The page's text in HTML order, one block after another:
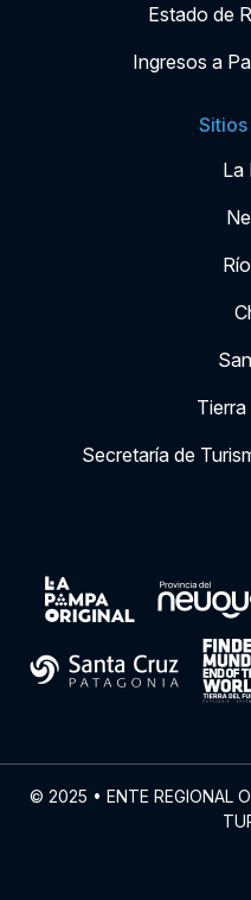
Estado de
Ingresos a
La
Tierra
Secretaría de
© 2025 • ENTE REGIONAL